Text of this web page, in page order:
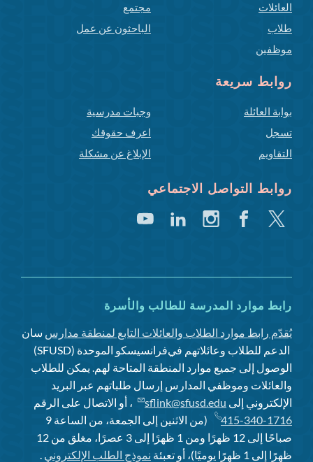
العائلات
طلاب
موظفين
مجتمع
الباحثون عن عمل
روابط سريعة
بوابة العائلة
تسجل
التقاويم
وجبات مدرسية
اعرف حقوقك
الإبلاغ عن مشكلة
روابط التواصل الاجتماعي
تغريد فيسبوكانستغراملينكد
يوتيوب
رابط موارد المدرسة للطالب والأسرة
يُقدّم رابط موارد الطلاب والعائلات التابع لمنطقة مدارس سان
فرانسيسكو الموحدة (SFUSD)الدعم للطلاب وعائلاتهم في
الوصول إلى جميع موارد المنطقة المتاحة لهم. يمكن للطلاب
والعائلات وموظفي المدارس إرسال طلباتهم عبر البريد
الإلكتروني إلى sflink@sfusd.edu
، أو الاتصال على الرقم
415-340-1716
(من الاثنين إلى الجمعة، من الساعة 9
صباحًا إلى 12 ظهرًا ومن 1 ظهرًا إلى 3 عصرًا، مغلق من 12
ظهرًا إلى 1 ظهرًا يوميًا)، أو تعبئة
نموذج الطلب الإلكتروني .